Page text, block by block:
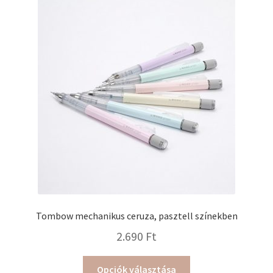
változatok
a
termékoldalon
választhatók
ki
Tombow mechanikus ceruza, pasztell színekben
2.690 Ft
Opciók választása